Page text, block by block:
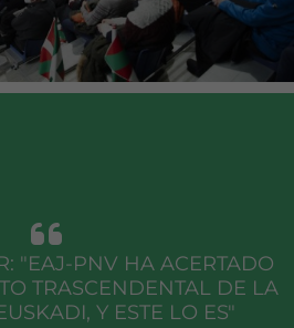
"EAJ-PNV HA ACERTADO
TRASCENDENTAL DE LA
Y ESTE LO ES"